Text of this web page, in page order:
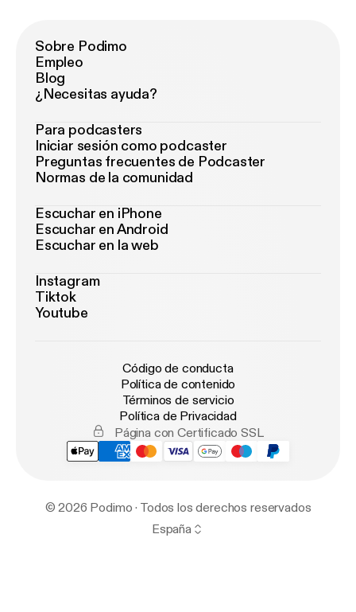
Sobre Podimo
Empleo
Blog
¿Necesitas ayuda?
Para podcasters
Iniciar sesión como podcaster
Preguntas frecuentes de Podcaster
Normas de la comunidad
Escuchar en iPhone
Escuchar en Android
Escuchar en la web
Instagram
Tiktok
Youtube
Código de conducta
Política de contenido
Términos de servicio
Política de Privacidad
Página con Certificado SSL
© 2026 Podimo · Todos los derechos reservados
España